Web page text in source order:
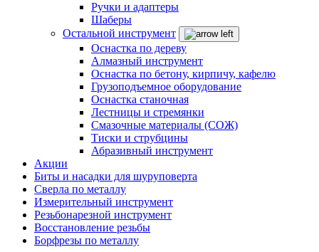
Ручки и адаптеры
Шаберы
Остальной инструмент
Оснастка по дереву
Алмазный инструмент
Оснастка по бетону, кирпичу, кафелю
Грузоподъемное оборудование
Оснастка станочная
Лестницы и стремянки
Смазочные материалы (СОЖ)
Тиски и струбцины
Абразивный инструмент
Акции
Биты и насадки для шуруповерта
Сверла по металлу
Измерительный инструмент
Резьбонарезной инструмент
Восстановление резьбы
Борфрезы по металлу